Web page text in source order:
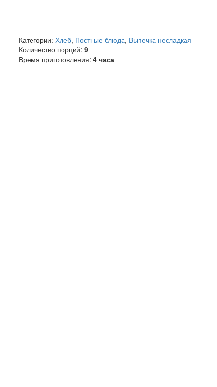
Категории: Хлеб, Постные блюда, Выпечка несладкая
Количество порций: 9
Время приготовления: 4 часа